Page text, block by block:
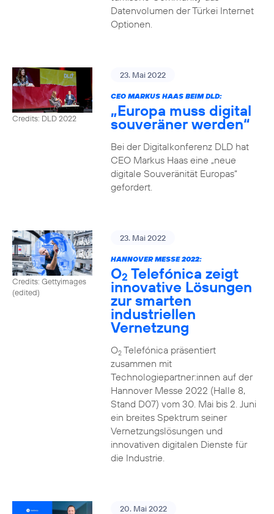
Datenvolumen der Türkei Internet
Optionen.
Credits: DLD 2022
23. Mai 2022
CEO MARKUS HAAS BEIM DLD:
„Europa muss digital
souveräner werden“
Bei der Digitalkonferenz DLD hat
CEO Markus Haas eine „neue
digitale Souveränität Europas“
gefordert.
Credits: Gettyimages
(edited)
23. Mai 2022
HANNOVER MESSE 2022:
O2 Telefónica zeigt
innovative Lösungen
zur smarten
industriellen
Vernetzung
O2Telefónica präsentiert
zusammen mit
Technologiepartner:innen auf der
Hannover Messe 2022 (Halle 8,
Stand D07) vom 30. Mai bis 2. Juni
ein breites Spektrum seiner
Vernetzungslösungen und
innovativen digitalen Dienste für
die Industrie.
20. Mai 2022